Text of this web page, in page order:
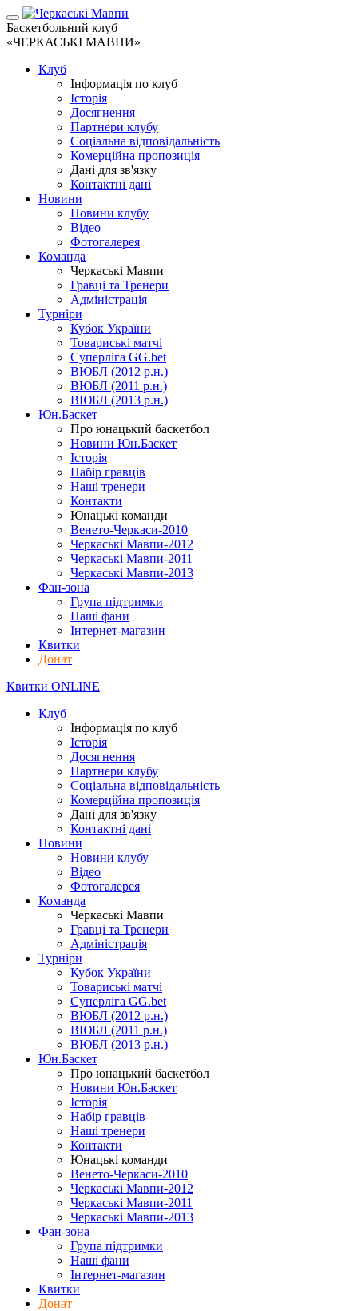
Баскетбольний клуб
«ЧЕРКАСЬКІ МАВПИ»
Клуб
Інформація по клуб
Історія
Досягнення
Партнери клубу
Соціальна відповідальність
Комерційна пропозиція
Дані для зв'язку
Контактні дані
Новини
Новини клубу
Відео
Фотогалерея
Команда
Черкаські Мавпи
Гравці та Тренери
Адміністрація
Турніри
Кубок України
Товариські матчі
Суперліга GG.bet
ВЮБЛ (2012 р.н.)
ВЮБЛ (2011 р.н.)
ВЮБЛ (2013 р.н.)
Юн.Баскет
Про юнацький баскетбол
Новини Юн.Баскет
Історія
Набір гравців
Наші тренери
Контакти
Юнацькі команди
Венето-Черкаси-2010
Черкаські Мавпи-2012
Черкаські Мавпи-2011
Черкаські Мавпи-2013
Фан-зона
Група підтримки
Наші фани
Інтернет-магазин
Квитки
Донат
Квитки ONLINE
Клуб
Інформація по клуб
Історія
Досягнення
Партнери клубу
Соціальна відповідальність
Комерційна пропозиція
Дані для зв'язку
Контактні дані
Новини
Новини клубу
Відео
Фотогалерея
Команда
Черкаські Мавпи
Гравці та Тренери
Адміністрація
Турніри
Кубок України
Товариські матчі
Суперліга GG.bet
ВЮБЛ (2012 р.н.)
ВЮБЛ (2011 р.н.)
ВЮБЛ (2013 р.н.)
Юн.Баскет
Про юнацький баскетбол
Новини Юн.Баскет
Історія
Набір гравців
Наші тренери
Контакти
Юнацькі команди
Венето-Черкаси-2010
Черкаські Мавпи-2012
Черкаські Мавпи-2011
Черкаські Мавпи-2013
Фан-зона
Група підтримки
Наші фани
Інтернет-магазин
Квитки
Донат